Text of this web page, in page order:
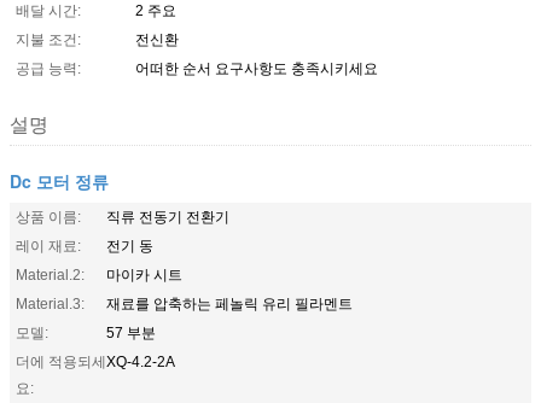
배달 시간:
2 주요
지불 조건:
전신환
공급 능력:
어떠한 순서 요구사항도 충족시키세요
설명
Dc 모터 정류
상품 이름:
직류 전동기 전환기
레이 재료:
전기 동
Material.2:
마이카 시트
Material.3:
재료를 압축하는 페놀릭 유리 필라멘트
모델:
57 부분
더에 적용되세
요:
XQ-4.2-2A